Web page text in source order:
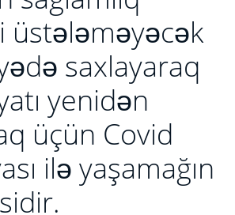
üstələməyəcək
saxlayaraq
yenidən
üçün Covid
ilə yaşamağın